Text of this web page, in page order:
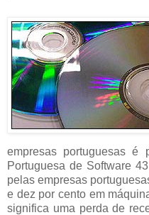
empresas portuguesas é
Portuguesa de Software
pelas empresas
e dez por cento em
significa uma perda de